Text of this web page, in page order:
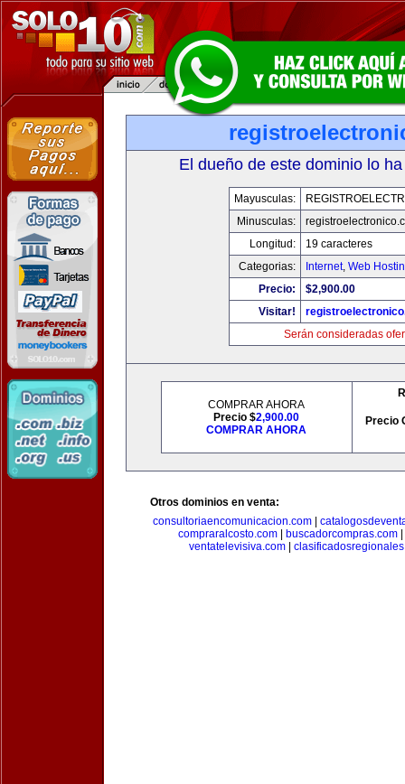
El dueño de este dominio lo
Mayusculas:
Minusculas:
Longitud:
19 caracteres
Categorias:
Internet, Web
Precio:
$2,900.00
Visitar!
Serán consideradas
COMPRAR AHORA
Precio $2,900.00
COMPRAR AHORA
Precio
Otros dominios en venta:
consultoriaencomunicacion.com
compraralcosto.com| buscadorcompras.com|
ventatelevisiva.com